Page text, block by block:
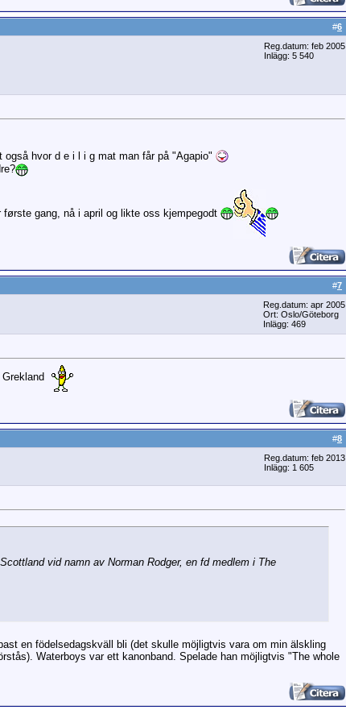
#6
Reg.datum: feb 2005
Inlägg: 5 540
hvor d e i l i g mat man får på "Agapio"
gang, nå i april og likte oss kjempegodt
#7
Reg.datum: apr 2005
Ort: Oslo/Göteborg
Inlägg: 469
#8
Reg.datum: feb 2013
Inlägg: 1 605
vid namn av Norman Rodger, en fd medlem i The
en födelsedagskväll bli (det skulle möjligtvis vara om min älskling
Waterboys var ett kanonband. Spelade han möjligtvis "The whole